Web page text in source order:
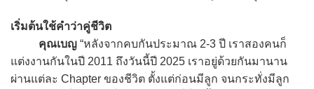
เริ่มต้นใช้คำว่าคู่ชีวิต
คุณเบญ “หลังจากคบกันประมาณ 2-3 ปี เราสองคนก็
แต่งงานกันในปี 2011 ถึงวันนี้ปี 2025 เราอยู่ด้วยกันมานาน
ผ่านแต่ละ Chapter ของชีวิต ตั้งแต่ก่อนมีลูก จนกระทั่งมีลูก